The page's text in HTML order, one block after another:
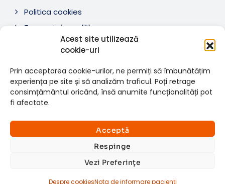
Acest site utilizează
cookie-uri
Prin acceptarea cookie-urilor, ne permiți să îmbunătățim
experiența pe site și să analizăm traficul. Poți retrage
consimțământul oricând, însă anumite funcționalități pot
fi afectate.
Acceptă
Respinge
Vezi Preferințe
Despre cookiesNota de informare pacienți
Politica cookies
Termeni si condiții
Soluționare litigii
rezervate.
Website dezvoltat de:www.t-web.ro
×
Consultații si investigații
Află detalii